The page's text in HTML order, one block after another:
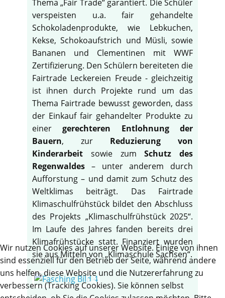
Thema „Fair Trade“ garantiert. Die Schüler
verspeisten u.a. fair gehandelte
Schokoladenprodukte, wie Lebkuchen,
Kekse, Schokoaufstrich und Müsli, sowie
Bananen und Clementinen mit WWF
Zertifizierung. Den Schülern bereiteten die
Fairtrade Leckereien Freude - gleichzeitig
ist ihnen durch Projekte rund um das
Thema Fairtrade bewusst geworden, dass
der Einkauf fair gehandelter Produkte zu
einergerechteren Entlohnung der
Bauern, zur Reduzierung von
Kinderarbeit sowie zumSchutz des
Regenwaldes – unter anderem durch
Aufforstung – und damit zum Schutz des
Weltklimas beiträgt. Das Fairtrade
Klimaschulfrühstück bildet den Abschluss
des Projekts „Klimaschulfrühstück 2025“.
Im Laufe des Jahres fanden bereits drei
Klimafrühstücke statt. Finanziert wurden
sie aus Mitteln von „Klimaschule Sachsen“.
Wir nutzen Cookies auf unserer Website. Einige von ihnen
sind essenziell für den Betrieb der Seite, während andere
uns helfen, diese Website und die Nutzererfahrung zu
verbessern (Tracking Cookies). Sie können selbst